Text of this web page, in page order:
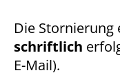
Die Stornierung
schriftlich
E-Mail).